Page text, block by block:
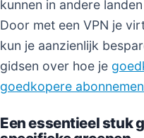
kunnen in andere
Door met een VPN je
kun je aanzienlijk
gidsen over hoe je
goedkopere
Een essentieel stuk